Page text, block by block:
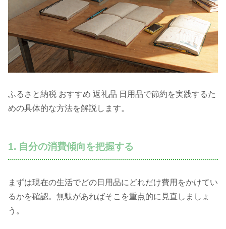
ふるさと納税 おすすめ 返礼品 日用品で節約を実践するた
めの具体的な方法を解説します。
1. 自分の消費傾向を把握する
まずは現在の生活でどの日用品にどれだけ費用をかけてい
るかを確認。無駄があればそこを重点的に見直しましょ
う。